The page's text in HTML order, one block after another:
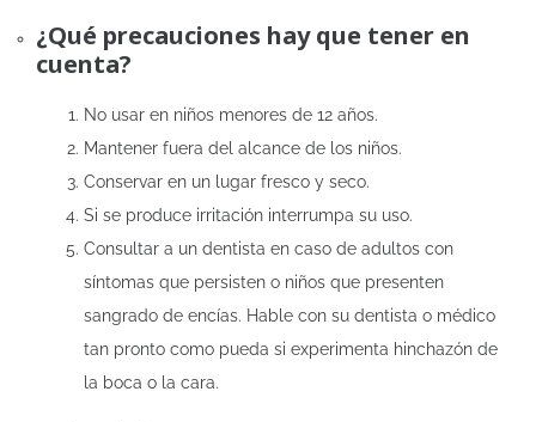
¿Qué precauciones hay que tener en
cuenta?
No usar en niños menores de 12 años.
Mantener fuera del alcance de los niños.
Conservar en un lugar fresco y seco.
Si se produce irritación interrumpa su uso.
Consultar a un dentista en caso de adultos con
síntomas que persisten o niños que presenten
sangrado de encías. Hable con su dentista o médico
tan pronto como pueda si experimenta hinchazón de
la boca o la cara.